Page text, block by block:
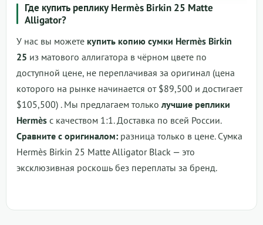
Где купить реплику Hermès Birkin 25 Matte
Alligator?
У нас вы можете купить копию сумки Hermès Birkin
25 из матового аллигатора в чёрном цвете по
доступной цене, не переплачивая за оригинал (цена
которого на рынке начинается от $89,500 и достигает
$105,500) . Мы предлагаем только лучшие реплики
Hermès с качеством 1:1. Доставка по всей России.
Сравните с оригиналом: разница только в цене. Сумка
Hermès Birkin 25 Matte Alligator Black — это
эксклюзивная роскошь без переплаты за бренд.